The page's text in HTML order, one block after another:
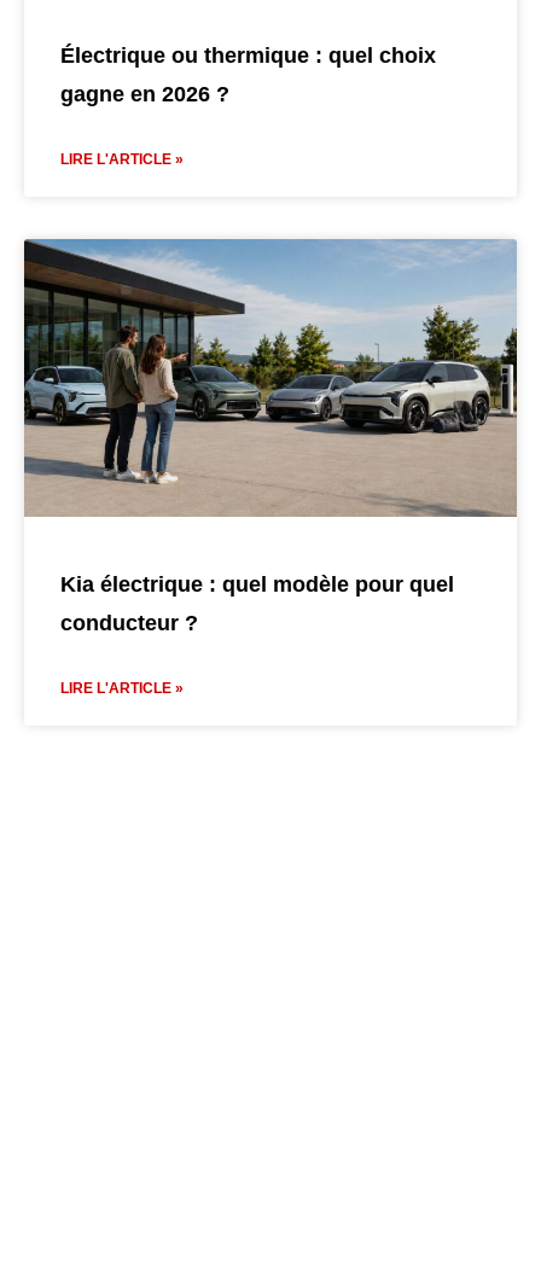
Électrique ou thermique : quel choix
gagne en 2026 ?
LIRE L'ARTICLE »
Kia électrique : quel modèle pour quel
conducteur ?
LIRE L'ARTICLE »